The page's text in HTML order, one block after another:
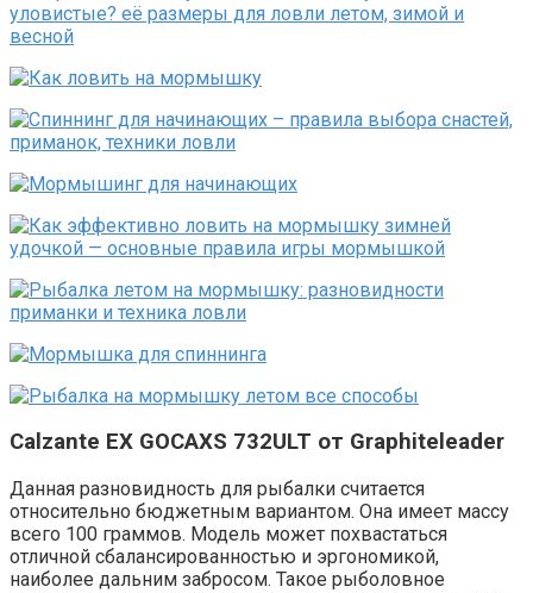
Calzante EX GOCAXS 732ULT от Graphiteleader
Данная разновидность для рыбалки считается
относительно бюджетным вариантом. Она имеет массу
всего 100 граммов. Модель может похвастаться
отличной сбалансированностью и эргономикой,
наиболее дальним забросом. Такое рыболовное